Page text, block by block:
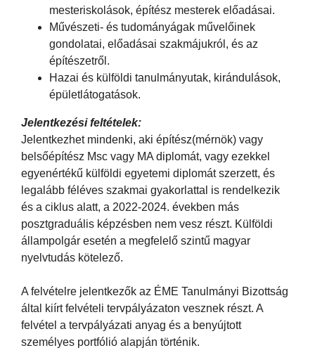
mesteriskolások, építész mesterek előadásai.
Művészeti- és tudományágak művelőinek
gondolatai, előadásai szakmájukról, és az
építészetről.
Hazai és külföldi tanulmányutak, kirándulások,
épületlátogatások.
Jelentkezési feltételek:
Jelentkezhet mindenki, aki építész(mérnök) vagy
belsőépítész Msc vagy MA diplomát, vagy ezekkel
egyenértékű külföldi egyetemi diplomát szerzett, és
legalább féléves szakmai gyakorlattal is rendelkezik
és a ciklus alatt, a 2022-2024. években más
posztgraduális képzésben nem vesz részt. Külföldi
állampolgár esetén a megfelelő szintű magyar
nyelvtudás kötelező.
A felvételre jelentkezők az ÉME Tanulmányi Bizottság
által kiírt felvételi tervpályázaton vesznek részt. A
felvétel a tervpályázati anyag és a benyújtott
személyes portfólió alapján történik.